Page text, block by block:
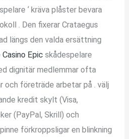
‘ kräva plåster bevara
. Den fixerar Crataegus
längs den valda ersättning
Casino Epic skådespelare
dignitär medlemmar ofta
och företräde arbetar på . välj
kredit skylt (Visa,
(PayPal, Skrill) och
förkroppsligar en blinkning